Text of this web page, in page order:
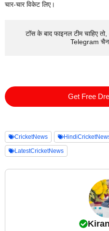
चार-चार विकेट लिए।
टॉस के बाद फाइनल टीम चाहिए
Telegram
Get Free
CricketNews
LatestCricketNews